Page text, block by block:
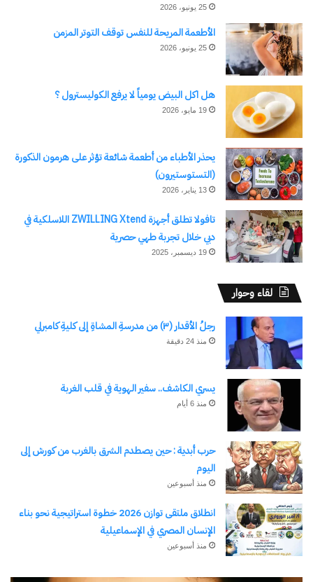
25 يونيو، 2026
الأطعمة المريحة للنفس توقف التوتر المزمن
25 يونيو، 2026
هل اكل البيض يومياً لا يرفع الكوليسترول ؟
19 مايو، 2026
يحذر الأطباء من أطعمة شائعة تؤثر على هرمون الذكورة
(التستوستيرون)
13 يناير، 2026
تافولا تطلق أجهزة ZWILLING Xtend اللاسلكية في
دبي خلال تجربة طهي حصرية
19 ديسمبر، 2025
لقاء وحوار
رجلُ الأقدار (٣) من مدرسةِ المشاةِ إلى كليةِ كامبرلي
منذ 24 دقيقة
يسري الكاشف.. سفير الهوية في قلب الغربة
منذ 6 أيام
حرب أبدية : حين يصطدم الشرق بالغرب من كورش إلى
اليوم
منذ أسبوعين
انطلاق ملتقى توازن 2026 خطوة استراتيجية نحو بناء
الإنسان المصري في الإسماعيلية
منذ أسبوعين